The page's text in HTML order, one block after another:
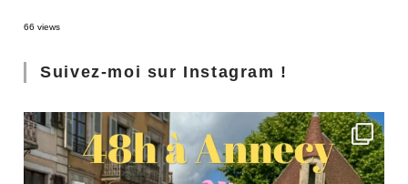
66 views
Suivez-moi sur Instagram !